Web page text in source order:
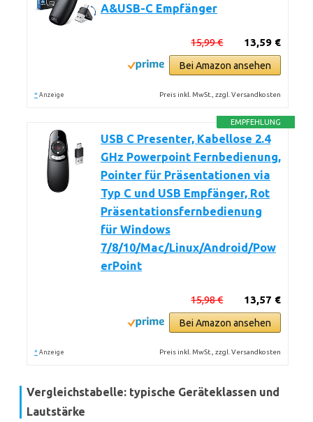
A&USB-C Empfänger
13,59 €
15,99 €
Bei Amazon ansehen
* Anzeige Preis inkl. MwSt., zzgl. Versandkosten
EMPFEHLUNG
USB C Presenter, Kabellose 2.4
GHz Powerpoint Fernbedienung,
Pointer für Präsentationen via
Typ C und USB Empfänger, Rot
Präsentationsfernbedienung
für Windows
7/8/10/Mac/Linux/Android/Pow
erPoint
13,57 €
15,98 €
Bei Amazon ansehen
* Anzeige Preis inkl. MwSt., zzgl. Versandkosten
Vergleichstabelle: typische Geräteklassen und
Lautstärke